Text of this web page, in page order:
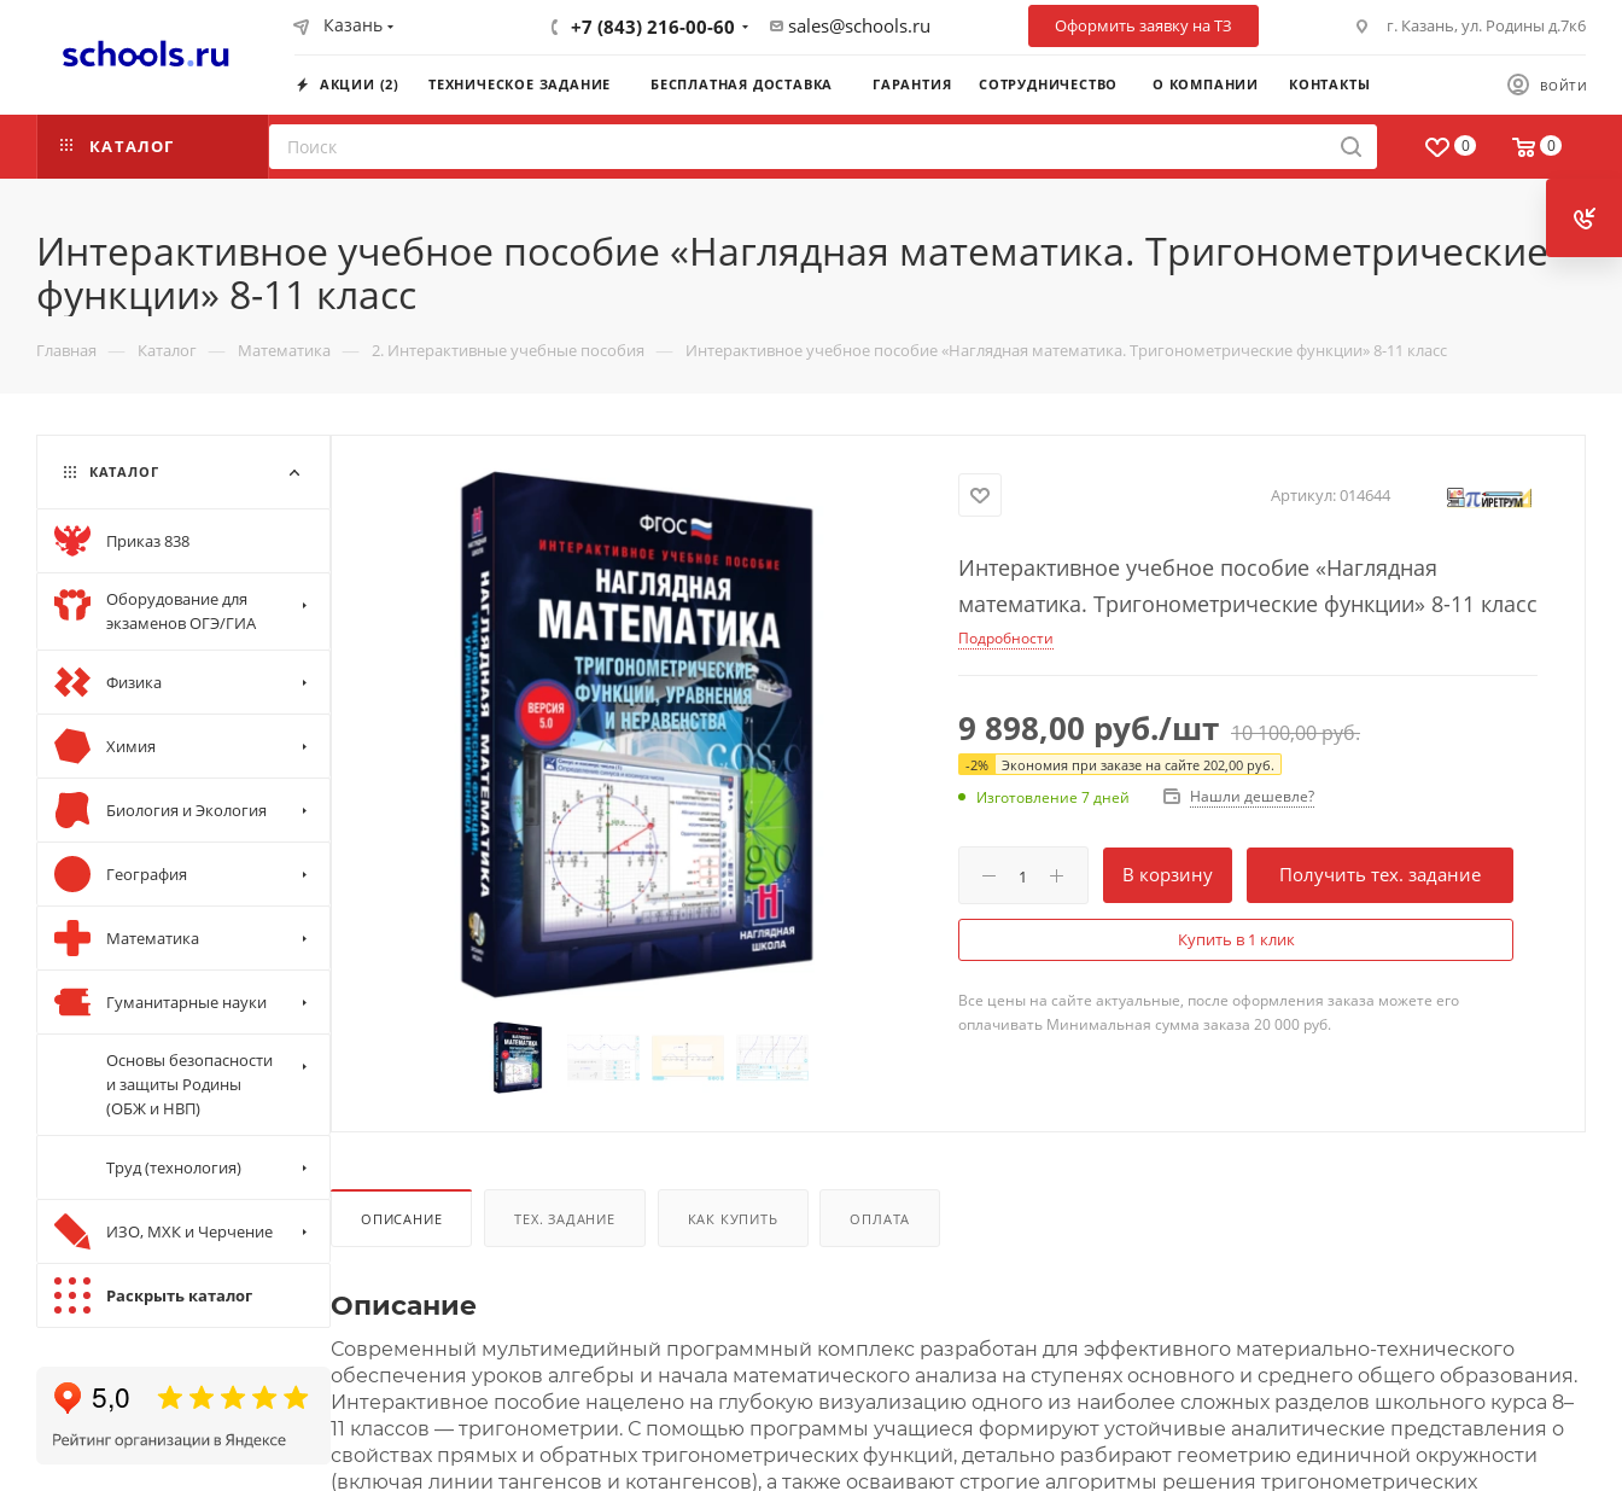
Казань +7 (843) 216-00-60 sales@schools.ru Оформить заявку на ТЗ г. Казань, ул. Родины д.7к6
ВОЙТИ
АКЦИИ (2) ТЕХНИЧЕСКОЕ ЗАДАНИЕ БЕСПЛАТНАЯ ДОСТАВКА ГАРАНТИЯ СОТРУДНИЧЕСТВО О КОМПАНИИ КОНТАКТЫ
0 0
КАТАЛОГ
Интерактивное учебное пособие «Наглядная математика. Тригонометрические
функции» 8-11 класс
Главная — Каталог — Математика — 2. Интерактивные учебные пособия — Интерактивное учебное пособие «Наглядная математика. Тригонометрические функции» 8-11 класс
Артикул:014644
Интерактивное учебное пособие «Наглядная
математика. Тригонометрические функции» 8-11 класс
Подробности
9 898,00 руб./шт 10 100,00руб.
-2% Экономия при заказе на сайте 202,00 руб.
Изготовление 7 дней Нашли дешевле?
В корзину Получить тех. задание
Купить в 1 клик
Все цены на сайте актуальные, после оформления заказа можете его
оплачивать Минимальная сумма заказа 20 000 руб.
ОПИСАНИЕ ТЕХ. ЗАДАНИЕ КАК КУПИТЬ ОПЛАТА
Описание
Современный мультимедийный программный комплекс разработан для эффективного материально-технического
обеспечения уроков алгебры и начала математического анализа на ступенях основного и среднего общего образования.
Интерактивное пособие нацелено на глубокую визуализацию одного из наиболее сложных разделов школьного курса 8–
11 классов — тригонометрии. С помощью программы учащиеся формируют устойчивые аналитические представления о
свойствах прямых и обратных тригонометрических функций, детально разбирают геометрию единичной окружности
(включая линии тангенсов и котангенсов), а также осваивают строгие алгоритмы решения тригонометрических
КАТАЛОГ
Приказ 838
Оборудование для
экзаменов ОГЭ/ГИА
Физика
Химия
Биология и Экология
География
Математика
Гуманитарные науки
Основы безопасности
и защиты Родины
(ОБЖ и НВП)
Труд (технология)
ИЗО, МХК и Черчение
Раскрыть каталог